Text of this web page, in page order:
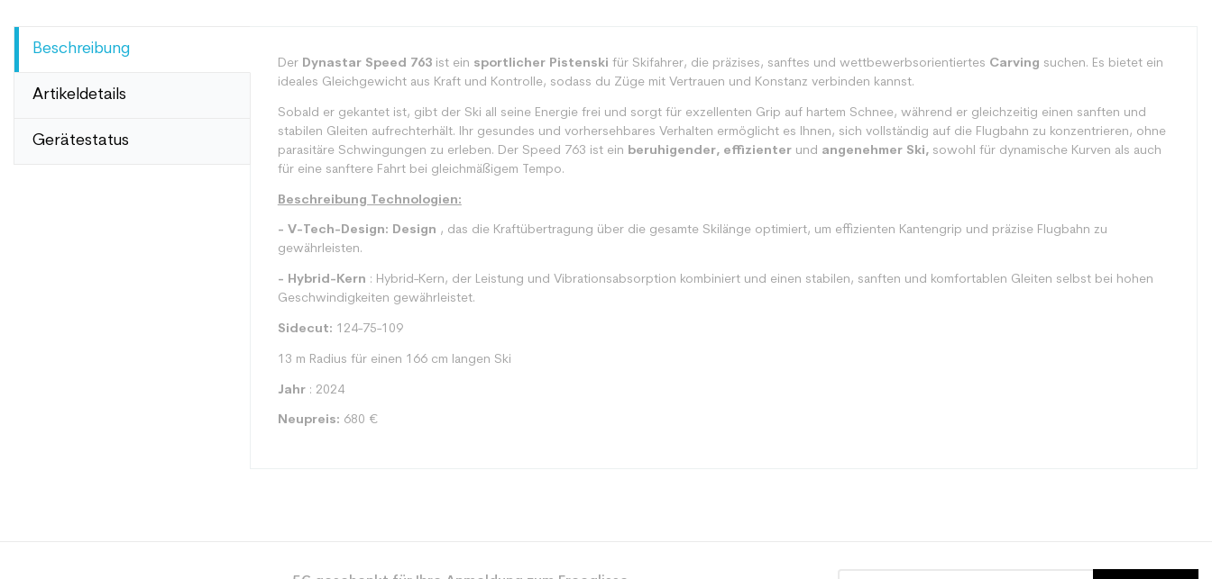
Beschreibung
Artikeldetails
Gerätestatus
Der Dynastar Speed 763ist ein sportlicher Pistenski für Skifahrer, die präzises, sanftes und wettbewerbsorientiertes Carving suchen. Es bietet ein
ideales Gleichgewicht aus Kraft und Kontrolle, sodass du Züge mit Vertrauen und Konstanz verbinden kannst.
Sobald er gekantet ist, gibt der Ski all seine Energie frei und sorgt für exzellenten Grip auf hartem Schnee, während er gleichzeitig einen sanften und
stabilen Gleiten aufrechterhält. Ihr gesundes und vorhersehbares Verhalten ermöglicht es Ihnen, sich vollständig auf die Flugbahn zu konzentrieren, ohne
parasitäre Schwingungen zu erleben. Der Speed 763 ist ein beruhigender, effizienterund angenehmer Ski,sowohl für dynamische Kurven als auch
für eine sanftere Fahrt bei gleichmäßigem Tempo.
Beschreibung Technologien:
- V-Tech-Design: Design , das die Kraftübertragung über die gesamte Skilänge optimiert, um effizienten Kantengrip und präzise Flugbahn zu
gewährleisten.
- Hybrid-Kern : Hybrid-Kern, der Leistung und Vibrationsabsorption kombiniert und einen stabilen, sanften und komfortablen Gleiten selbst bei hohen
Geschwindigkeiten gewährleistet.
Sidecut: 124-75-109
13 m Radius für einen 166 cm langen Ski
Jahr: 2024
Neupreis: 680 €